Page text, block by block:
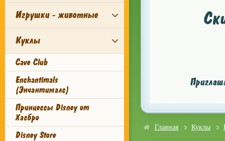
Игрушки - животные
Куклы
Cave Club
Enchantimals
(Энчантималс)
Принцессы Disney от
Хасбро
Disney Store
Главная Куклы